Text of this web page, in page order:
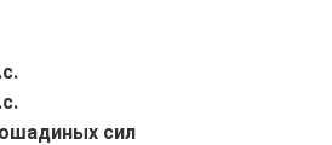
сил